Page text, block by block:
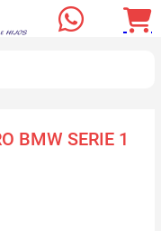
BMW SERIE 1